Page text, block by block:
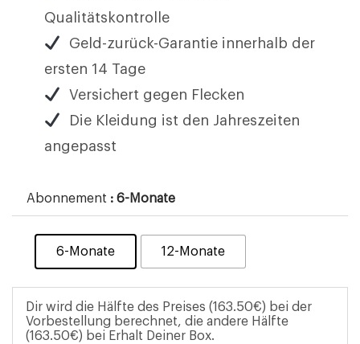
Qualitätskontrolle
Geld-zurück-Garantie innerhalb der
ersten 14 Tage
Versichert gegen Flecken
Die Kleidung ist den Jahreszeiten
angepasst
Abonnement : 6-Monate
6-Monate 12-Monate
Dir wird die Hälfte des Preises (163.50€) bei der
Vorbestellung berechnet, die andere Hälfte
(163.50€) bei Erhalt Deiner Box.